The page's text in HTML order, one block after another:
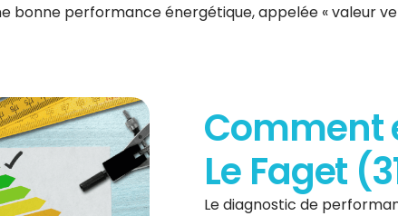
bonne performance énergétique, appelée « valeur
Comment
Le Faget
Le diagnostic de